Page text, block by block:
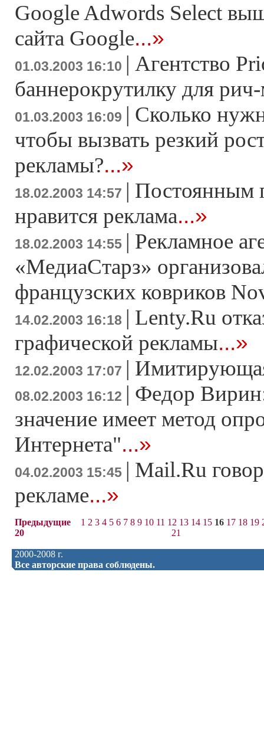
Google Adwords Select
сайта Google...»
01.03.2003 16:10 | Агентство
баннерокрутилку для
01.03.2003 16:09 | Сколько
чтобы вызвать резкий
рекламы?...»
18.02.2003 14:57 | Постоянным
нравится реклама...»
18.02.2003 14:55 | Рекламное
«МедиаСтарз»
французских ковриков
14.02.2003 16:18 | Lenty.Ru
графической рекламы...»
12.02.2003 17:07 |
08.02.2003 16:12 | Федор
значение имеет метод
Интернета"...»
04.02.2003 15:45 | Mail.Ru
рекламе...»
Предыдущие
20
1 2 3 4 5 6 7 8 9 10 11 12 13 14 15 16 17 18 19
21
2000-2008 г.
Все авторские права соблюдены.